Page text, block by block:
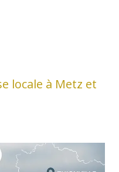
locale à Metz et